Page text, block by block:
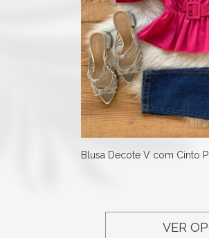
Blusa Decote V com Cinto
VER